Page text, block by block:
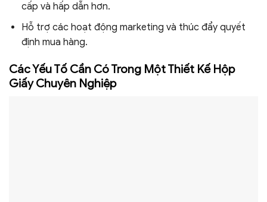
cấp và hấp dẫn hơn.
Hỗ trợ các hoạt động marketing và thúc đẩy quyết
định mua hàng.
Các Yếu Tố Cần Có Trong Một Thiết Kế Hộp
Giấy Chuyên Nghiệp